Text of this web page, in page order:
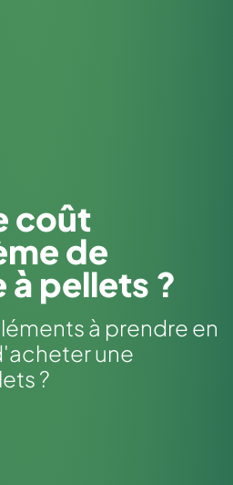
coût
de
pellets ?
à prendre en
une
?